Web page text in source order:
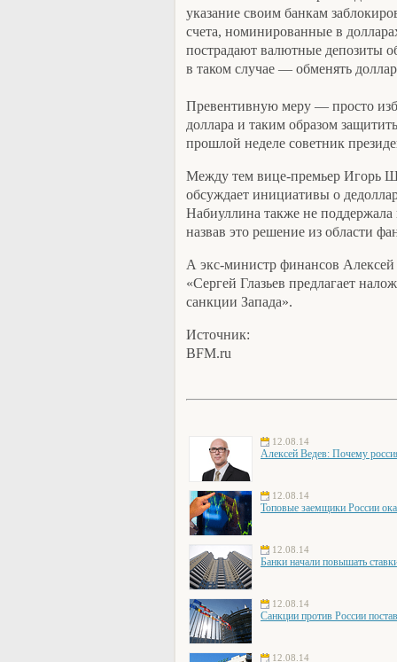
указание своим банкам
счета, номинированные в
пострадают валютные депозиты
в таком случае — обменять
Превентивную меру — просто
доллара и таким образом
прошлой неделе советник
Между тем вице-премьер Игорь
обсуждает инициативы о
Набиуллина также не
назвав это решение из области
А экс-министр финансов
«Сергей Глазьев предлагает
санкции Запада».
Источник:
BFM.ru
12.08.14
Алексей Ведев: Почему
12.08.14
Топовые заемщики России
12.08.14
Банки начали повышать
12.08.14
Санкции против России
12.08.14